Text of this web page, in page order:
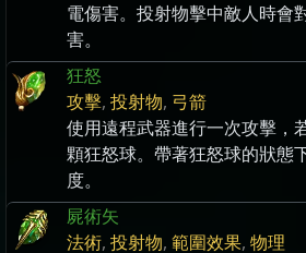
電傷害。投射物擊中敵人時會
害。
狂怒
攻擊, 投射物, 弓箭
使用遠程武器進行一次攻擊，
顆狂怒球。帶著狂怒球的狀態
度。
屍術矢
法術, 投射物, 範圍效果, 物理